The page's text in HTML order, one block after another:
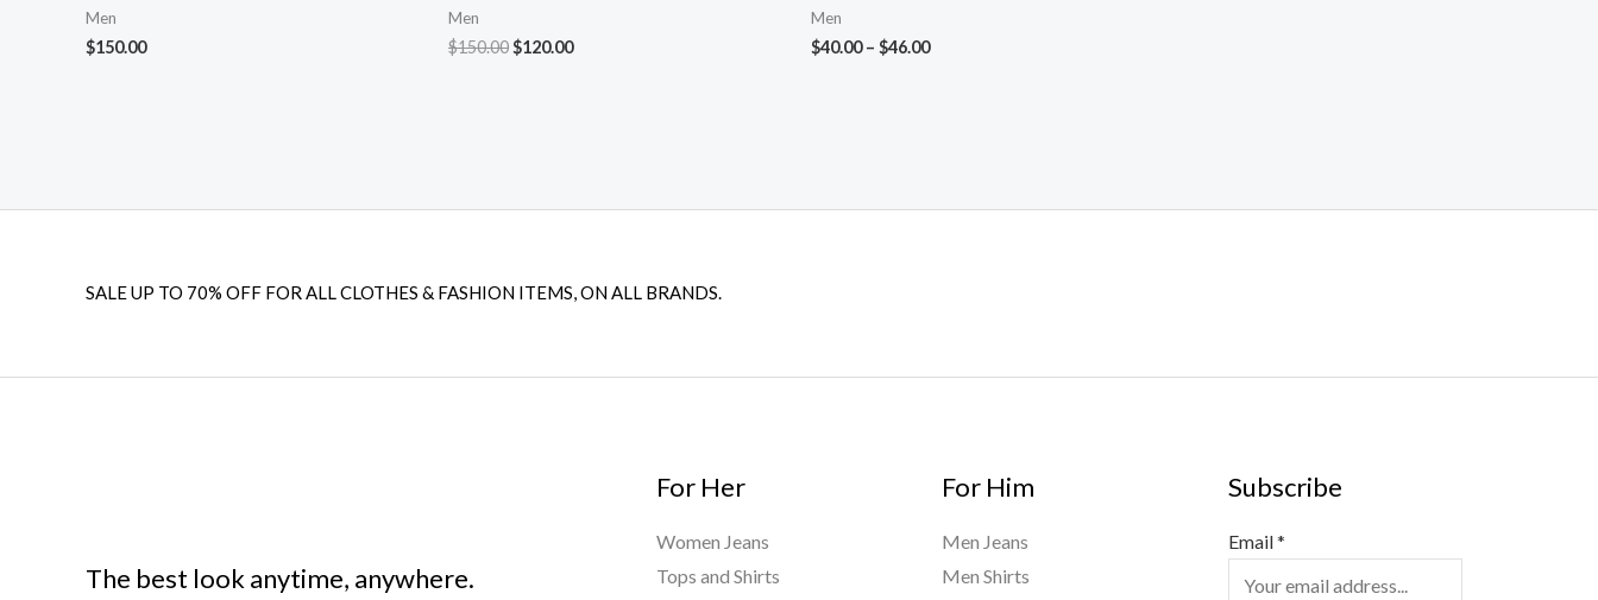
Men
$150.00
Men
$150.00$120.00
Men
$40.00 – $46.00
SALE UP TO 70% OFF FOR ALL CLOTHES & FASHION ITEMS, ON ALL BRANDS.
The best look anytime, anywhere.
For Her
Women Jeans
Tops and Shirts
For Him
Men Jeans
Men Shirts
Subscribe
Email*